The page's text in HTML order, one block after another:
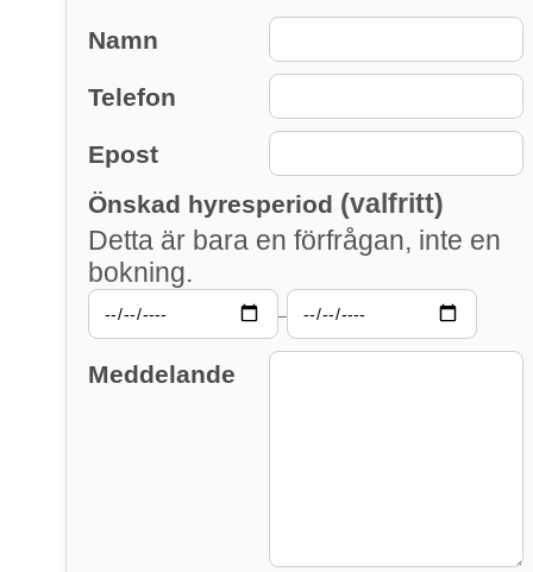
Namn
Telefon
Epost
Önskad hyresperiod (valfritt)
Detta är bara en förfrågan, inte en
bokning.
–
Meddelande